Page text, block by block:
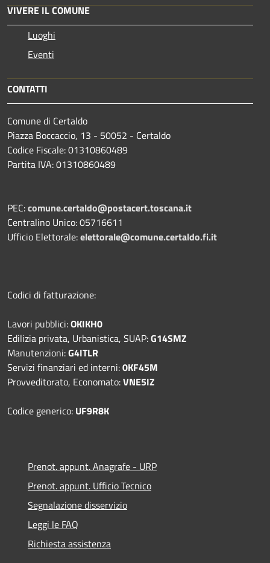
VIVERE IL COMUNE
Luoghi
Eventi
CONTATTI
Comune di Certaldo
Piazza Boccaccio, 13 - 50052 - Certaldo
Codice Fiscale: 01310860489
Partita IVA: 01310860489
PEC:comune.certaldo@postacert.toscana.it
Centralino Unico: 05716611
Ufficio Elettorale:elettorale@comune.certaldo.fi.it
Codici di fatturazione:
Lavori pubblici:OKIKH0
Edilizia privata, Urbanistica, SUAP:G14SMZ
Manutenzioni:G4ITLR
Servizi finanziari ed interni:0KF45M
Provveditorato, Economato:VNE5IZ
Codice generico: UF9R8K
Prenot. appunt. Anagrafe - URP
Prenot. appunt. Ufficio Tecnico
Segnalazione disservizio
Leggi le FAQ
Richiesta assistenza